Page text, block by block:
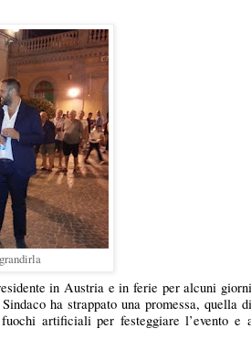
in Austria e in ferie per alcuni
ha strappato una promessa, quella
artificiali per festeggiare l’evento e